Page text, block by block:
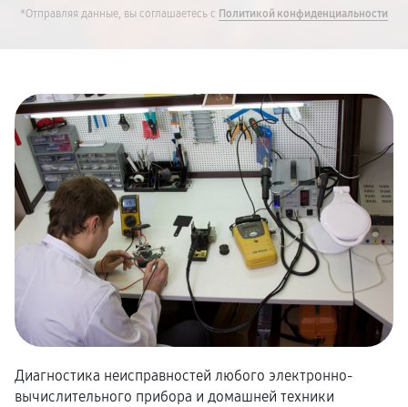
*Отправляя данные, вы соглашаетесь с Политикой конфиденциальности
Диагностика неисправностей любого электронно-
вычислительного прибора и домашней техники